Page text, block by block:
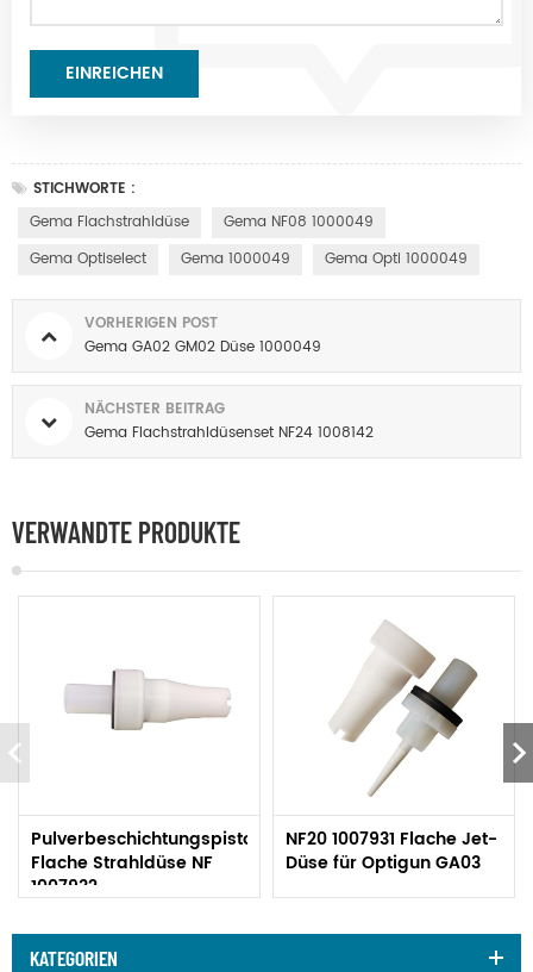
STICHWORTE :
Gema Flachstrahldüse
Gema NF08 1000049
Gema Optiselect
Gema 1000049 Gema Opti 1000049
VORHERIGEN POST
Gema GA02 GM02 Düse 1000049
NÄCHSTER BEITRAG
Gema Flachstrahldüsenset NF24 1008142
VERWANDTE PRODUKTE
Pulverbeschichtungspistole
Flache Strahldüse NF
1007932
NF20 1007931 Flache Jet-
Düse für Optigun GA03
KATEGORIEN